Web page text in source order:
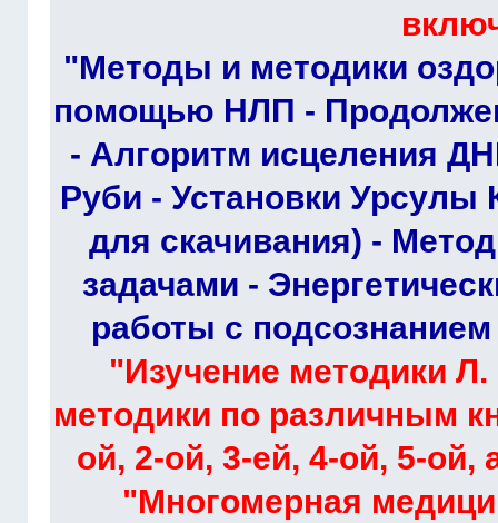
"Методы и методики
помощью НЛП -
- Алгоритм исцеления
Руби - Установки Урсулы
для скачивания) -
задачами -
работы с
"Изучение методики
методики по различным
ой, 2-ой, 3-ей, 4-ой, 5-ой,
"Многомерная